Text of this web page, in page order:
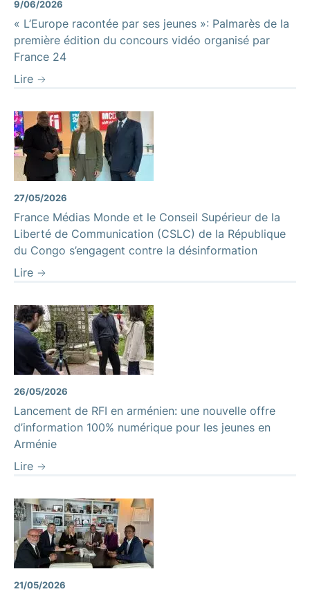
9/06/2026
« L’Europe racontée par ses jeunes »: Palmarès de la
première édition du concours vidéo organisé par
France 24
Lire
27/05/2026
France Médias Monde et le Conseil Supérieur de la
Liberté de Communication (CSLC) de la République
du Congo s’engagent contre la désinformation
Lire
26/05/2026
Lancement de RFI en arménien: une nouvelle offre
d’information 100% numérique pour les jeunes en
Arménie
Lire
21/05/2026